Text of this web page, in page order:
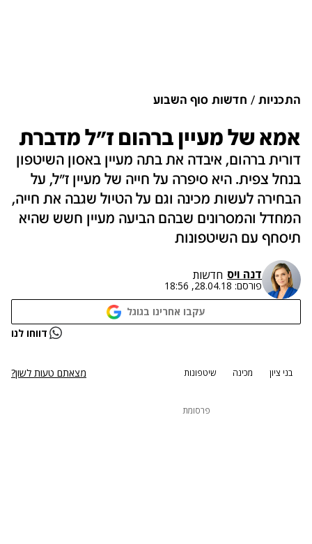
התכניות חדשות סוף השבוע
אמא של מעיין ברהום ז"ל מדברת
דורית ברהום, איבדה את בתה מעיין באסון השיטפון
בנחל צפית. היא סיפרה על חייה של מעיין ז"ל, על
הבחירה לעשות מכינה וגם על הטיול שגבה את חייה,
המחדל והמסרונים שבהם הביעה מעיין חשש שהיא
תיסחף עם השיטפונות
דנה ויס חדשות
פורסם: 28.04.18, 18:56
עקבו אחרינו בגוגל
דווחו לנו
בני ציון מכינה שיטפונות מצאתם טעות לשון?
פרסומת